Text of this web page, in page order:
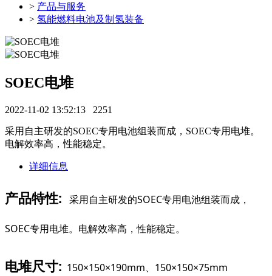
> 产品与服务
> 氢能燃料电池及制氢装备
SOEC电堆
2022-11-02 13:52:13 2251
采用自主研发的SOEC专用电池组装而成，SOEC专用电堆。
电解效率高，性能稳定。
详细信息
产品特性: 采用自主研发的SOEC专用电池组装而成，
SOEC专用电堆。电解效率高，性能稳定。
电堆尺寸: 150×150×190mm、150×150×75mm